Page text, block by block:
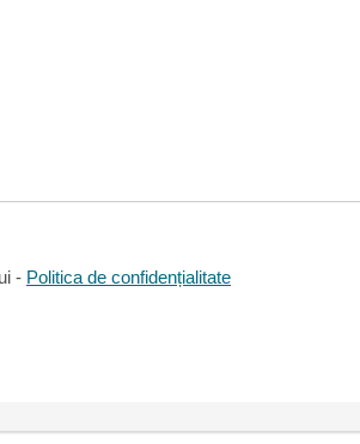
- Politica de confidențialitate